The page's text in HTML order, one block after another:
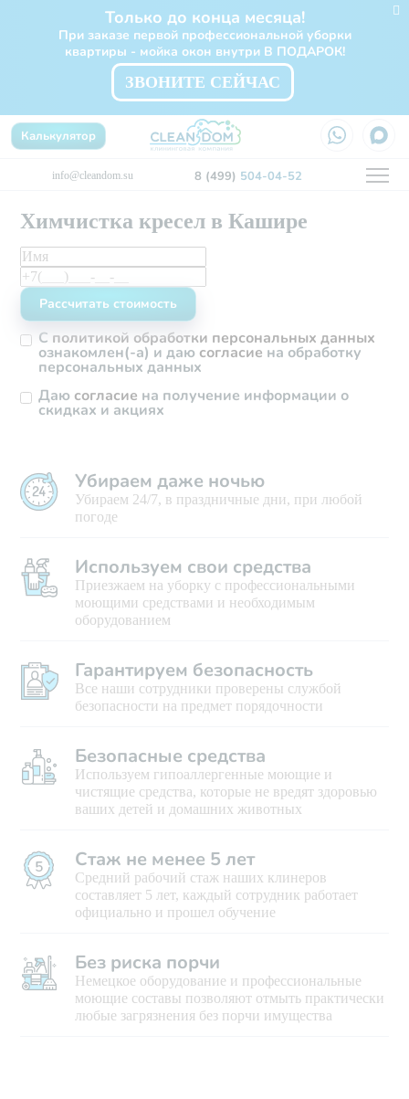
Только до конца месяца!
При заказе первой профессиональной уборки
квартиры - мойка окон внутри В ПОДАРОК!
ЗВОНИТЕ СЕЙЧАС
info@cleandom.su 8 (499) 504-04-52
Калькулятор
Химчистка кресел в Кашире
С политикой обработки персональных данных
ознакомлен(-а) и даю согласие на обработку
персональных данных
Даю согласие на получение информации о
скидках и акциях
Убираем даже ночью
Убираем 24/7, в праздничные дни, при любой
погоде
Используем свои средства
Приезжаем на уборку с профессиональными
моющими средствами и необходимым
оборудованием
Гарантируем безопасность
Все наши сотрудники проверены службой
безопасности на предмет порядочности
Безопасные средства
Используем гипоаллергенные моющие и
чистящие средства, которые не вредят здоровью
ваших детей и домашних животных
Стаж не менее 5 лет
Средний рабочий стаж наших клинеров
составляет 5 лет, каждый сотрудник работает
официально и прошел обучение
Без риска порчи
Немецкое оборудование и профессиональные
моющие составы позволяют отмыть практически
любые загрязнения без порчи имущества